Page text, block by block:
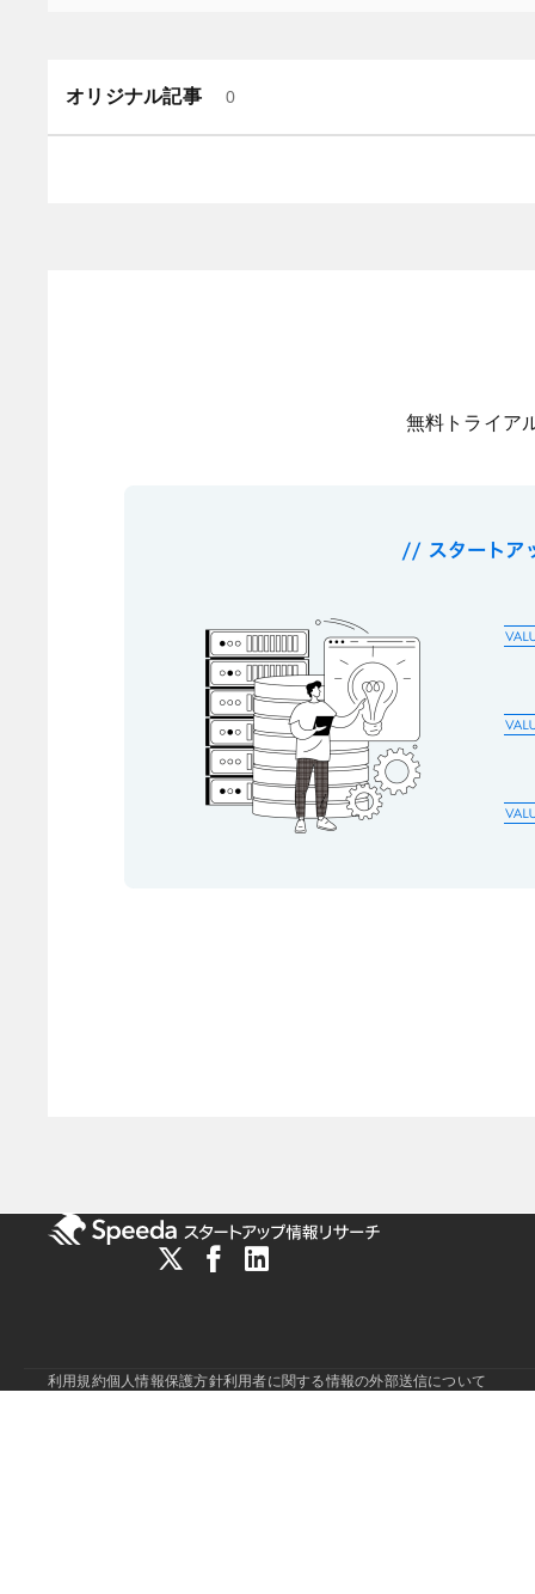
オリジナル記事 0
無料トライア
利用規約個人情報保護方針利用者に関する情報の外部送信について